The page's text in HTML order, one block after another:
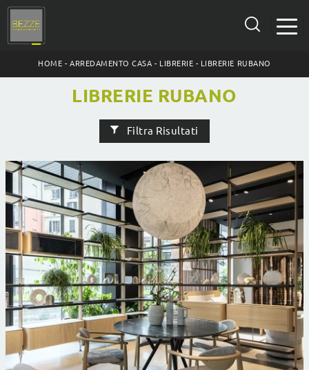
HOME -ARREDAMENTO CASA - LIBRERIE - LIBRERIE RUBANO
LIBRERIE RUBANO
Filtra Risultati